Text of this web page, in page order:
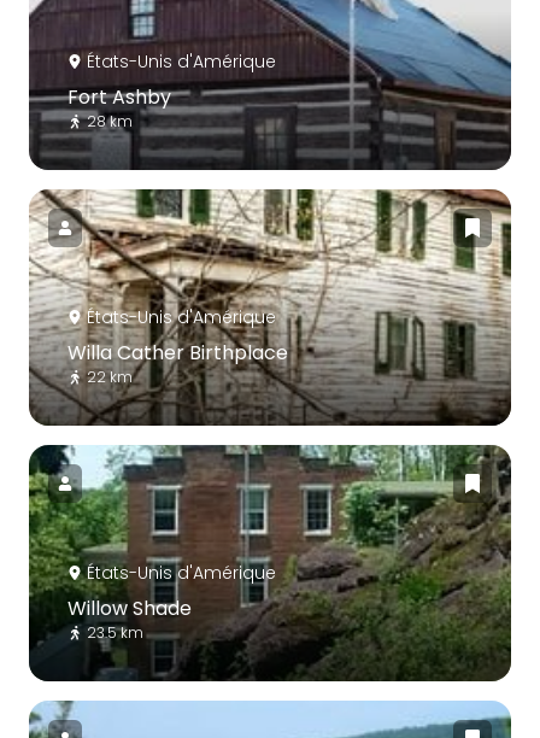
États-Unis d'Amérique
Fort Ashby
28 km
États-Unis d'Amérique
Willa Cather Birthplace
22 km
États-Unis d'Amérique
Willow Shade
23.5 km